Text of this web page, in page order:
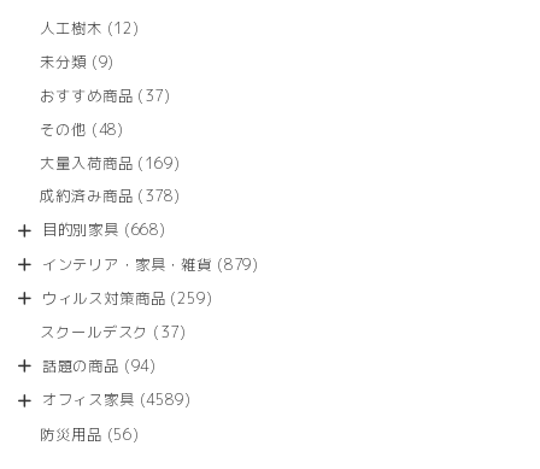
人工樹木
1212
商
未分類 99
の
商
おすすめ商品 3737
商
その他 4848
の
商
大量入荷商品 169169
の
成約済み商品 378378
商
目的別家具 668668
の
商
インテリア・家具・雑貨 879879
ウィルス対策商品 259259
スクールデスク 3737
商
話題の商品 9494
の
オフィス家具 45894589
防災用品 5656